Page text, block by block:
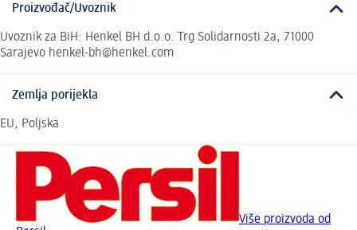
Proizvođač/Uvoznik
Uvoznik za BiH: Henkel BH d.o.o. Trg Solidarnosti 2a, 71000
Sarajevo henkel-bh@henkel.com
Zemlja porijekla
EU, Poljska
Više proizvoda od